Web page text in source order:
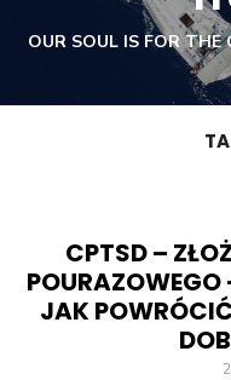
OUR SOUL IS FOR
CPTSD –
JAK